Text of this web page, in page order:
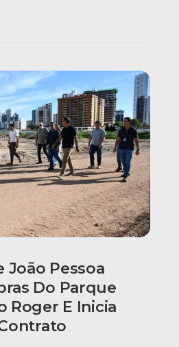
João Pessoa
Do Parque
Roger E Inicia